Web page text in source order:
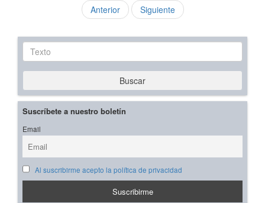
Anterior Siguiente
Texto
Buscar
Suscríbete a nuestro boletín
Email
Al suscribirme acepto la política de privacidad